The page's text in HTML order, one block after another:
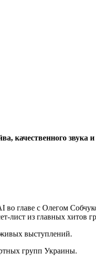
качественного звука
главе с Олегом
лист из главных хитов
живых выступлений.
групп Украины.